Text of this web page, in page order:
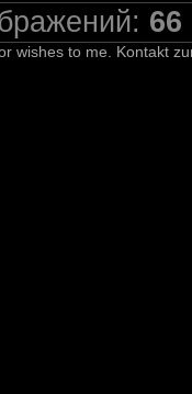
66
wishes to me. Kontakt